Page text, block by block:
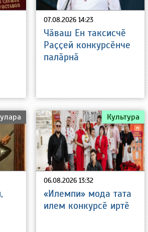
07.08.2026 14:23
Чӑваш Ен таксисчӗ
Раҫҫей конкурсӗнче
палӑрнӑ
06.08.2026 13:32
Культура
«Илемпи» мода тата
илем конкурсӗ иртӗ